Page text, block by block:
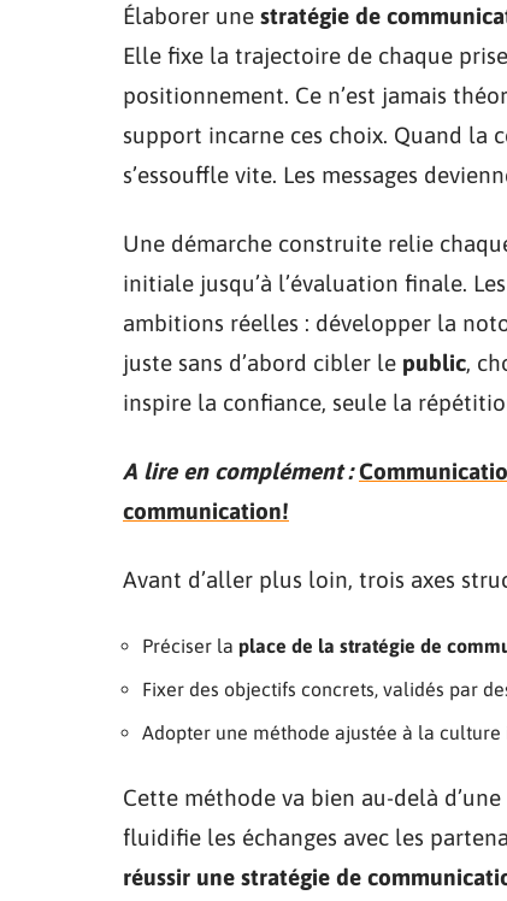
Élaborer une stratégie de
Elle fixe la trajectoire de chaque
positionnement. Ce n’est jamais
support incarne ces choix. Quand la
s’essouffle vite. Les messages
Une démarche construite relie
initiale jusqu’à l’évaluation finale. Les
ambitions réelles : développer la
juste sans d’abord cibler le public,
inspire la confiance, seule la
A lire en complément :
communication!
Avant d’aller plus loin, trois axes
Préciser la place de la stratégie de
Fixer des objectifs concrets, validés par
Adopter une méthode ajustée à la
Cette méthode va bien au-delà
fluidifie les échanges avec les
réussir une stratégie de